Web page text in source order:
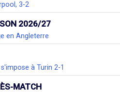
3-2
2026/27
en Angleterre
à Turin 2-1
MATCH